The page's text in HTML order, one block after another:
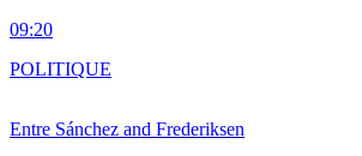
09:20
Entre Sánchez and Frederiksen
POLITIQUE